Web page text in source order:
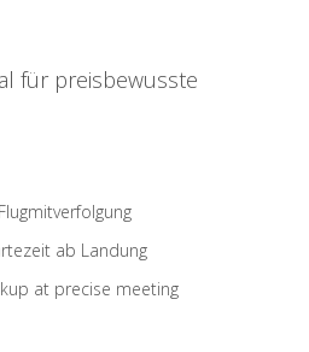
für preisbewusste
ab Landung
at precise meeting